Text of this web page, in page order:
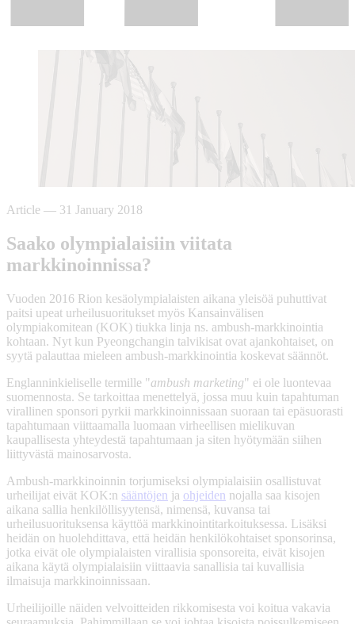
Article — 31 January 2018
Saako olympialaisiin viitata
markkinoinnissa?
Vuoden 2016 Rion kesäolympialaisten aikana yleisöä puhuttivat
paitsi upeat urheilusuoritukset myös Kansainvälisen
olympiakomitean (KOK) tiukka linja ns. ambush-markkinointia
kohtaan. Nyt kun Pyeongchangin talvikisat ovat ajankohtaiset, on
syytä palauttaa mieleen ambush-markkinointia koskevat säännöt.
Englanninkieliselle termille "ambush marketing" ei ole luontevaa
suomennosta. Se tarkoittaa menettelyä, jossa muu kuin tapahtuman
virallinen sponsori pyrkii markkinoinnissaan suoraan tai epäsuorasti
tapahtumaan viittaamalla luomaan virheellisen mielikuvan
kaupallisesta yhteydestä tapahtumaan ja siten hyötymään siihen
liittyvästä mainosarvosta.
Ambush-markkinoinnin torjumiseksi olympialaisiin osallistuvat
urheilijat eivät KOK:n sääntöjen ja ohjeiden nojalla saa kisojen
aikana sallia henkilöllisyytensä, nimensä, kuvansa tai
urheilusuorituksensa käyttöä markkinointitarkoituksessa. Lisäksi
heidän on huolehdittava, että heidän henkilökohtaiset sponsorinsa,
jotka eivät ole olympialaisten virallisia sponsoreita, eivät kisojen
aikana käytä olympialaisiin viittaavia sanallisia tai kuvallisia
ilmaisuja markkinoinnissaan.
Urheilijoille näiden velvoitteiden rikkomisesta voi koitua vakavia